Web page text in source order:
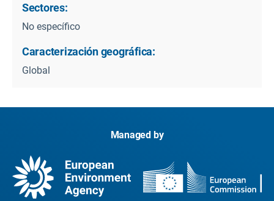
Sectores:
No específico
Caracterización geográfica:
Global
Managed by